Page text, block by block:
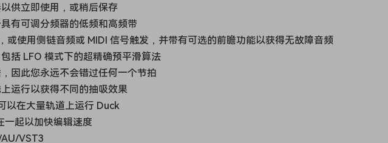
供立即使用，或稍后保存
有可调分频器的低频和高频带
或使用侧链音频或 MIDI 信号触发，并带有可选的前瞻功能以获得无故障音频
括 LFO 模式下的超精确预平滑算法
因此您永远不会错过任何一个节拍
运行以获得不同的抽吸效果
以在大量轨道上运行 Duck
一起以加快编辑速度
VST3